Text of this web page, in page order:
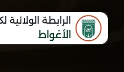
الرابطة الولائية
الأغواط